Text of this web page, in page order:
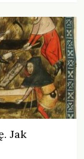
Jak